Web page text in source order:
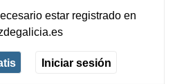
estar registradoen
Iniciar sesión